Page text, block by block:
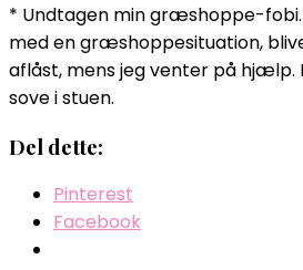
* Undtagen min græshoppe-fobi.
med en græshoppesituation,
aflåst, mens jeg venter på hjælp.
sove i stuen.
Del dette:
Pinterest
Facebook